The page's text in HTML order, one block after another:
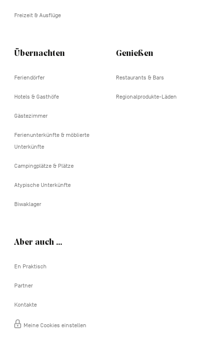
Freizeit & Ausflüge
Übernachten
Feriendörfer
Hotels & Gasthöfe
Gästezimmer
Ferienunterkünfte & möblierte
Unterkünfte
Campingplätze & Plätze
Atypische Unterkünfte
Biwaklager
Genießen
Restaurants & Bars
Regionalprodukte-Läden
Aber auch …
En Praktisch
Partner
Kontakte
Meine Cookies einstellen